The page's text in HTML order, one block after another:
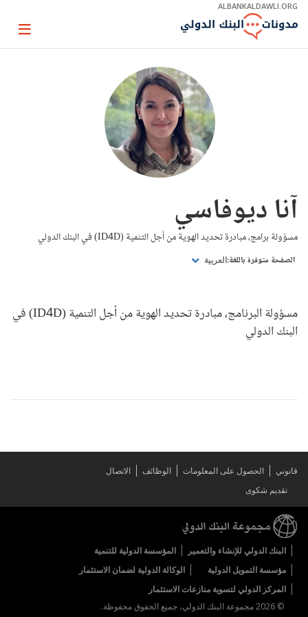
Skip
Main
ALBANKALDAWLI.ORG
Page
آنا ديوفاسي
مسؤولة برامج، مبادرة تحديد الهوية من أجل التنمية (ID4D) في البنك الدولي
الصفحة متوفرة باللغة: العربية
مسؤولة البرنامج، مبادرة تحديد الهوية من أجل التنمية (ID4D) في
البنك الدولي
قانوني الحصول على المعلومات الوظائف
الاتصال
تقديم شكوى
البنك الدولي للإنشاء والتعمير
المؤسسة الدولية للتنمية
مؤسسة التمويل الدولية
الوكالة الدولية لضمان الاستثمار
المركز الدولي لتسوية منازعات الاستثمار
© 2026 مجموعة البنك الدولي، جميع الحقوق محفوظة.